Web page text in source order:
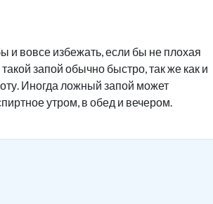
и вовсе избежать, если бы не плохая
запой обычно быстро, так же как и
Иногда ложный запой может
утром, в обед и вечером.